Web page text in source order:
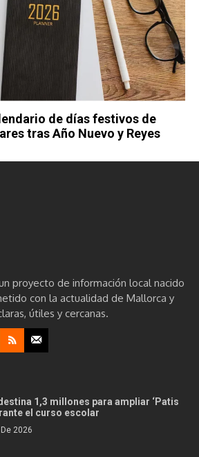
de días festivos de
tras Año Nuevo y Reyes
proyecto de información local nacido
con la actualidad de Mallorca y
útiles y cercanas.
1,3 millones para ampliar ‘Patis
el curso escolar
2026